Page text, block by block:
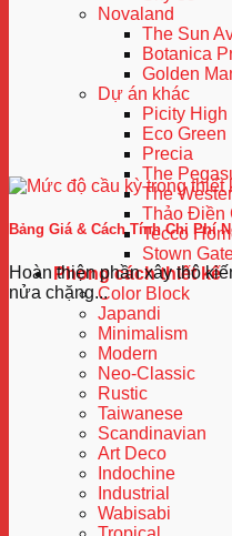
Novaland
The Sun
Botanica
Golden
Dự án khác
Picity High
Eco Green
Precia
The
The
Thảo Điền
Tecco
Stown
Phong cách thiết kế
Color Block
Japandi
Minimalism
Modern
Neo-Classic
Rustic
Taiwanese
Scandinavian
Art Deco
Indochine
Industrial
Wabisabi
Bảng Giá & Cách Tính Chi Phí
Hoàn thiện phần xây thô
nửa chặng...